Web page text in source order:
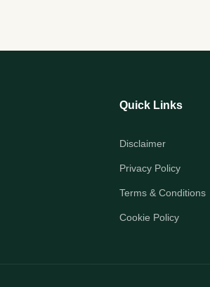
Quick Links
Disclaimer
Privacy Policy
Terms & Conditions
Cookie Policy